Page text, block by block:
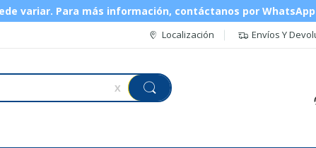
variar. Para más información, contáctanos por WhatsApp
Localización Envíos Y
X